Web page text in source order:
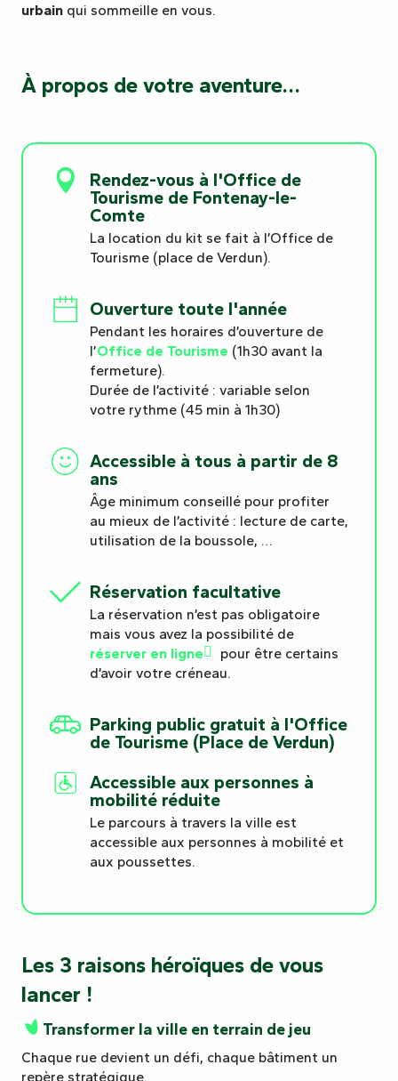
urbain qui sommeille en vous.
À propos de votre aventure…
Rendez-vous à l'Office de
Tourisme de Fontenay-le-
Comte
La location du kit se fait à l’Office de
Tourisme (place de Verdun).
Ouverture toute l'année
Pendant les horaires d’ouverture de
l’Office de Tourisme (1h30 avant la
fermeture).
Durée de l’activité : variable selon
votre rythme (45 min à 1h30)
Accessible à tous à partir de 8
ans
Âge minimum conseillé pour profiter
au mieux de l’activité : lecture de carte,
utilisation de la boussole, …
Réservation facultative
La réservation n’est pas obligatoire
mais vous avez la possibilité de
réserver en ligne
pour être certains
d’avoir votre créneau.
Parking public gratuit à l'Office
de Tourisme (Place de Verdun)
Accessible aux personnes à
mobilité réduite
Le parcours à travers la ville est
accessible aux personnes à mobilité et
aux poussettes.
Les 3 raisons héroïques de vous
lancer !
Transformer la ville en terrain de jeu
Chaque rue devient un défi, chaque bâtiment un
repère stratégique.